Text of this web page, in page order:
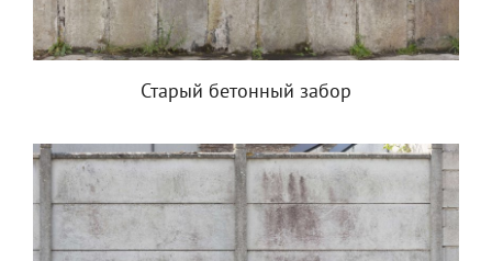
Старый бетонный забор